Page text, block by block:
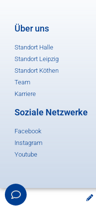
Über uns
Standort Halle
Standort Leipzig
Standort Köthen
Team
Karriere
Soziale Netzwerke
Facebook
Instagram
Youtube